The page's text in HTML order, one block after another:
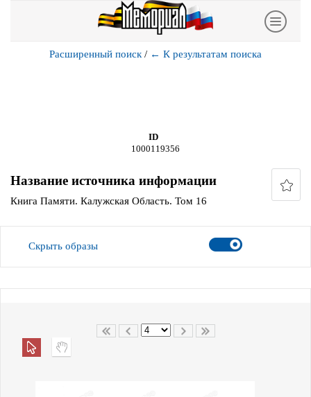
Расширенный поиск / ← К результатам поиска
ID
1000119356
Название источника информации
Книга Памяти. Калужская Область. Том 16
Скрыть образы